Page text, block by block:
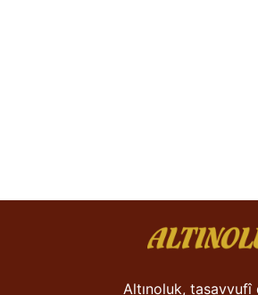
Altınoluk, tasavvufî